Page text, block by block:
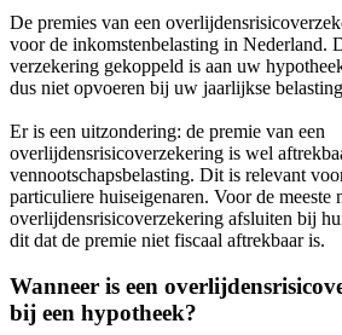
De premies van een
voor de inkomstenbelasting in Nederland.
verzekering gekoppeld is aan uw
dus niet opvoeren bij uw jaarlijkse
Er is een uitzondering: de premie van een
overlijdensrisicoverzekering is wel
vennootschapsbelasting. Dit is relevant
particuliere huiseigenaren. Voor de meeste
overlijdensrisicoverzekering afsluiten bij
dit dat de premie niet fiscaal aftrekbaar is.
Wanneer is een
bij een hypotheek?